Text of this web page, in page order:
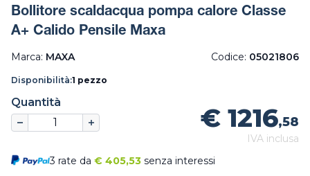
Bollitore scaldacqua pompa calore Classe
A+ Calido Pensile Maxa
Marca: MAXA Codice: 05021806
Disponibilità:1 pezzo
Quantità
€ 1216,58
IVA inclusa
3 rate da € 405,53 senza interessi